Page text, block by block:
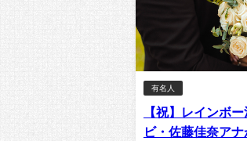
有名人
【祝】レインボ
ビ・佐藤佳奈ア